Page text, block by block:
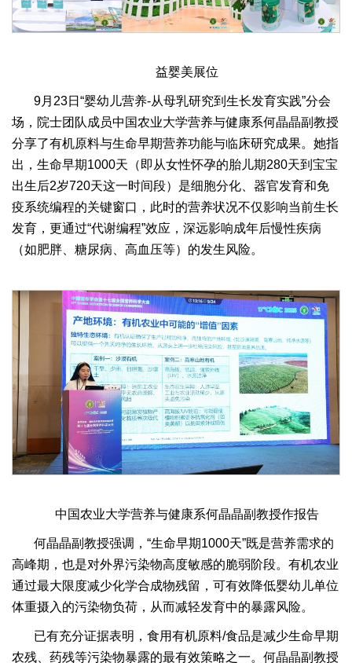
益婴美展位
9月23日“婴幼儿营养-从母乳研究到生长发育实践”分会
场，院士团队成员中国农业大学营养与健康系何晶晶副教授
分享了有机原料与生命早期营养功能与临床研究成果。她指
出，生命早期1000天（即从女性怀孕的胎儿期280天到宝宝
出生后2岁720天这一时间段）是细胞分化、器官发育和免
疫系统编程的关键窗口，此时的营养状况不仅影响当前生长
发育，更通过“代谢编程”效应，深远影响成年后慢性疾病
（如肥胖、糖尿病、高血压等）的发生风险。
中国农业大学营养与健康系何晶晶副教授作报告
何晶晶副教授强调，“生命早期1000天”既是营养需求的
高峰期，也是对外界污染物高度敏感的脆弱阶段。有机农业
通过最大限度减少化学合成物残留，可有效降低婴幼儿单位
体重摄入的污染物负荷，从而减轻发育中的暴露风险。
已有充分证据表明，食用有机原料/食品是减少生命早期
农残、药残等污染物暴露的最有效策略之一。何晶晶副教授